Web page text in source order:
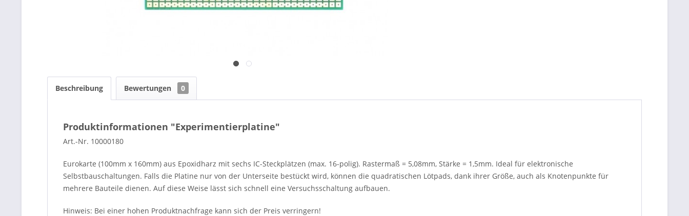
Beschreibung Bewertungen 0
Produktinformationen "Experimentierplatine"
Art.-Nr. 10000180
Eurokarte (100mm x 160mm) aus Epoxidharz mit sechs IC-Steckplätzen (max. 16-polig). Rastermaß = 5,08mm, Stärke = 1,5mm. Ideal für elektronische
Selbstbauschaltungen. Falls die Platine nur von der Unterseite bestückt wird, können die quadratischen Lötpads, dank ihrer Größe, auch als Knotenpunkte für
mehrere Bauteile dienen. Auf diese Weise lässt sich schnell eine Versuchsschaltung aufbauen.
Hinweis: Bei einer hohen Produktnachfrage kann sich der Preis verringern!